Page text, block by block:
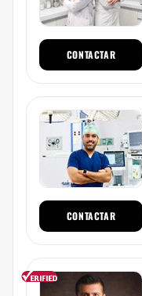
CONTACTAR
CONTACTAR